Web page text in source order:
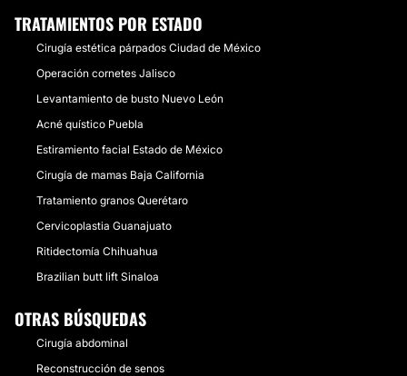
TRATAMIENTOS POR ESTADO
Cirugía estética párpados Ciudad de México
Operación cornetes Jalisco
Levantamiento de busto Nuevo León
Acné quístico Puebla
Estiramiento facial Estado de México
Cirugía de mamas Baja California
Tratamiento granos Querétaro
Cervicoplastia Guanajuato
Ritidectomía Chihuahua
Brazilian butt lift Sinaloa
OTRAS BÚSQUEDAS
Cirugía abdominal
Reconstrucción de senos